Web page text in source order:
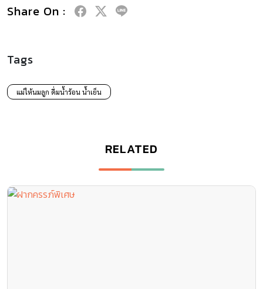
Share On :
Tags
แม่ให้นมลูก ดื่มน้ำร้อน น้ำเย็น
RELATED